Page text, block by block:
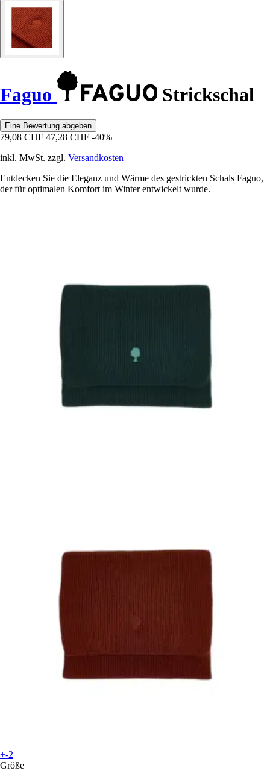
Faguo Strickschal
Eine Bewertung abgeben
79,08 CHF 47,28 CHF -40%
inkl. MwSt. zzgl. Versandkosten
Entdecken Sie die Eleganz und Wärme des gestrickten Schals Faguo,
der für optimalen Komfort im Winter entwickelt wurde.
+-2
Größe